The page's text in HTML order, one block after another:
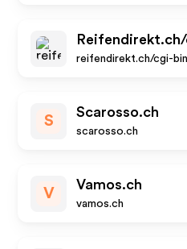
reifendirekt.ch/cgi-bin
S
Scarosso.ch
scarosso.ch
V
Vamos.ch
vamos.ch